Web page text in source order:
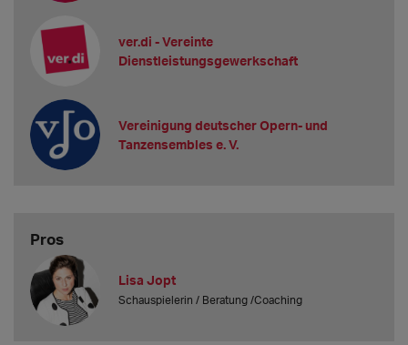
ver.di - Vereinte
Dienstleistungsgewerkschaft
Vereinigung deutscher Opern- und
Tanzensembles e. V.
Pros
Lisa Jopt
Schauspielerin / Beratung /Coaching